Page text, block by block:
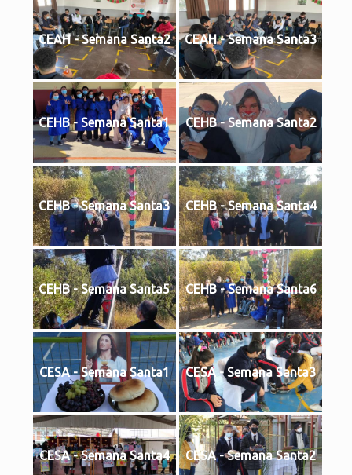
CEAH - Semana Santa2 CEAH - Semana Santa3
CEHB - Semana Santa1 CEHB - Semana Santa2
CEHB - Semana Santa3 CEHB - Semana Santa4
CEHB - Semana Santa5 CEHB - Semana Santa6
CESA - Semana Santa1 CESA - Semana Santa3
CESA - Semana Santa4 CESA - Semana Santa2